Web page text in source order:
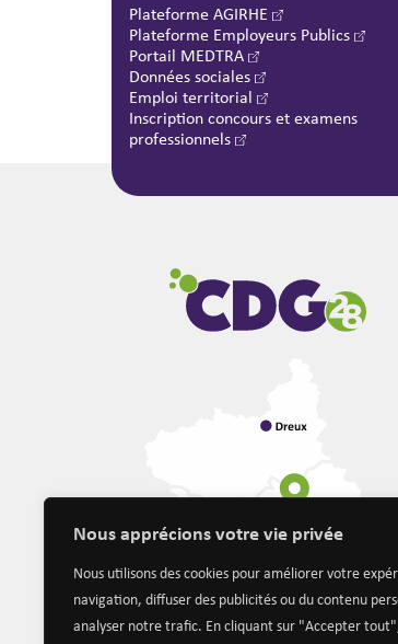
Nous apprécions votre vie privée
Nous utilisons des cookies pour améliorer votre
navigation, diffuser des publicités ou du contenu
analyser notre trafic. En cliquant sur "Accepter
Plateforme AGIRHE
Plateforme Employeurs Publics
Portail MEDTRA
Données sociales
Emploi territorial
Inscription concours et examens
professionnels